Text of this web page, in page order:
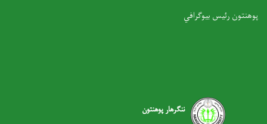
پوهنتون رئیس بیوګرافي
ننګرهار پوهنتون